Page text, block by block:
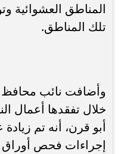
المناطق العشوائية
تلك المناطق.
وأضافت نائب محافظ
خلال تفقدها أعمال
أبو قرن، أنه تم
إجراءات فحص أوراق